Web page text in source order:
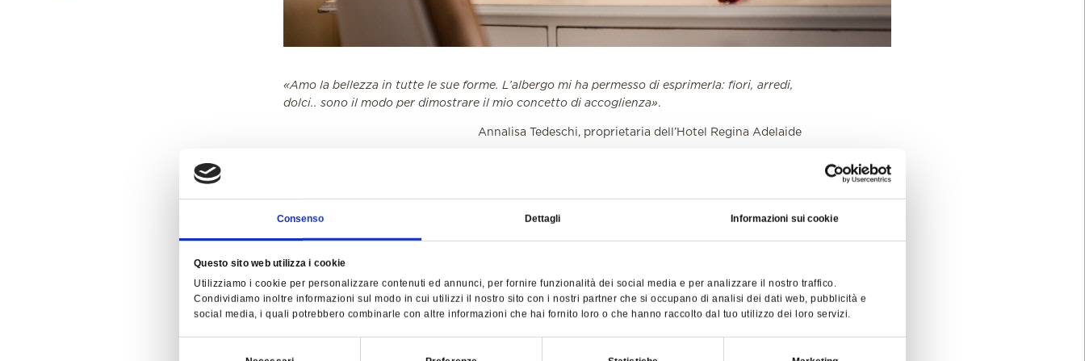
Consenso Dettagli Informazioni sui cookie
Questo sito web utilizza i cookie
Utilizziamo i cookie per personalizzare contenuti ed annunci, per fornire funzionalità dei social media e per analizzare il nostro traffico.
Condividiamo inoltre informazioni sul modo in cui utilizzi il nostro sito con i nostri partner che si occupano di analisi dei dati web, pubblicità e
social media, i quali potrebbero combinarle con altre informazioni che hai fornito loro o che hanno raccolto dal tuo utilizzo dei loro servizi.
«Amo la bellezza in tutte le sue forme. L’albergo mi ha permesso di esprimerla: fiori, arredi,
dolci.. sono il modo per dimostrare il mio concetto di accoglienza».
Annalisa Tedeschi, proprietaria dell’Hotel Regina Adelaide
esploratrice di negozietti d'antiquariato e mercatini vintage in tutta Europa. Gli arredi
dell'Hotel, della Pasticceria e del Ristorante Gourmet sono studiati personalmente da lei;
variano per composizione e allestimento durante la stagione e sono continuamente
alternati in base a nuove scoperte, acquisizioni o realizzazioni su misura. Per chi se ne
innamorasse perdutamente (e succede spesso!) è possibile acquistarli presso il Borgo
Antichità ed Arte, elegante negozio di mobili d'epoca e oggetti di design, adiacente l'Hotel.